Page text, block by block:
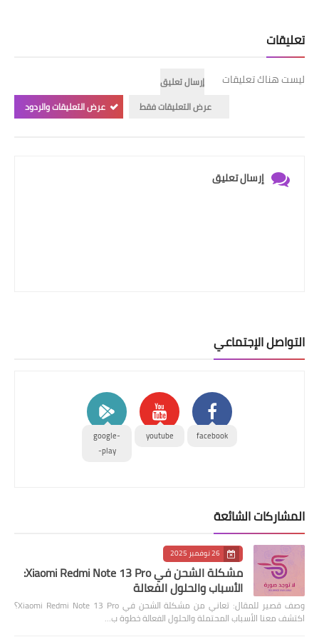
تعليقات
ليست هناك تعليقات
إرسال تعليق
عرض التعليقات فقط
عرض التعليقات والردود
إرسال تعليق
التواصل الإجتماعي
facebook
youtube
google-
play-
المشاركات الشائعة
26 نوفمبر 2025
مشكلة الشحن في Xiaomi Redmi Note 13 Pro:
الأسباب والحلول الفعالة
وصف قصير للمقال: تعاني من مشكلة الشحن في Xiaomi Redmi Note 13 Pro؟
اكتشف معنا الأسباب المحتملة والحلول الفعالة خطوة ب…